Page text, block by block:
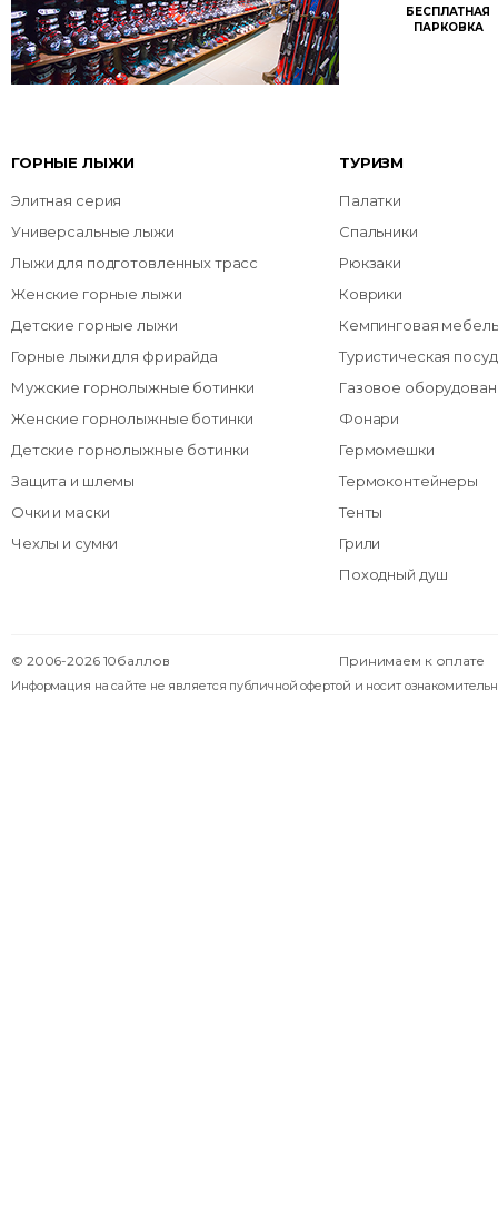
БЕСПЛАТНАЯ
ПАРКОВКА
ГОРНЫЕ ЛЫЖИ
Элитная серия
Универсальные лыжи
Лыжи для подготовленных трасс
Женские горные лыжи
Детские горные лыжи
Горные лыжи для фрирайда
Мужские горнолыжные ботинки
Женские горнолыжные ботинки
Детские горнолыжные ботинки
Защита и шлемы
Очки и маски
Чехлы и сумки
ТУРИЗМ
Палатки
Спальники
Рюкзаки
Коврики
Кемпинговая мебель
Туристическая
Газовое
Фонари
Гермомешки
Термоконтейнеры
Тенты
Грили
Походный душ
© 2006-2026 10баллов Принимаем к оплате
Информация на сайте не является публичной офертой и носит